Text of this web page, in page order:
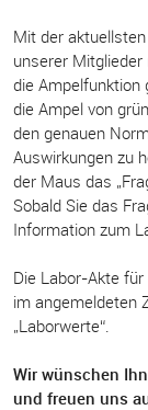
Mit der
unserer
die Ampelfunktion
die Ampel von
den genauen
Auswirkungen zu
der Maus das
Sobald Sie das
Information zum
Die Labor-Akte
im angemeldeten
„Laborwerte“.
Wir wünschen
und freuen uns